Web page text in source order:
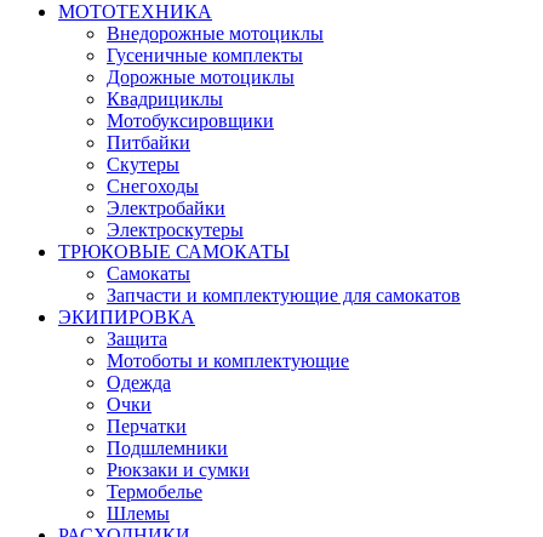
МОТОТЕХНИКА
Внедорожные мотоциклы
Гусеничные комплекты
Дорожные мотоциклы
Квадрициклы
Мотобуксировщики
Питбайки
Скутеры
Снегоходы
Электробайки
Электроскутеры
ТРЮКОВЫЕ САМОКАТЫ
Самокаты
Запчасти и комплектующие для самокатов
ЭКИПИРОВКА
Защита
Мотоботы и комплектующие
Одежда
Очки
Перчатки
Подшлемники
Рюкзаки и сумки
Термобелье
Шлемы